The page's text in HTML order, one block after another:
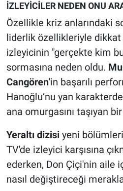
İZLEYİCİLER NEDEN ONU
Özellikle kriz anlarındaki
liderlik özellikleriyle dikkat
izleyicinin "gerçekte kim
sormasına neden oldu.
Cangören'in başarılı
Hanoğlu’nu yan
ana omurgasını taşıyan
Yeraltı dizisiyeni
TV'de izleyici karşısına
ederken, Don Çiçi'nin aile
nasıl değiştireceği